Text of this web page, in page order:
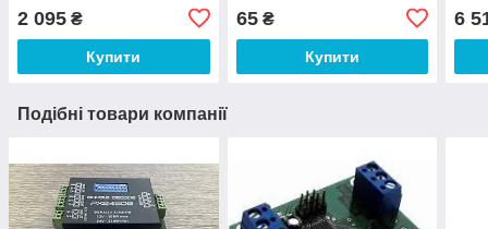
2 095 ₴
Купити
65₴
Купити
6
Подібні товари компанії